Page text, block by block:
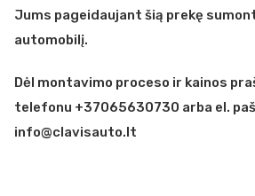
Jums pageidaujant šią prekę
automobilį.
Dėl montavimo proceso ir kainos
telefonu +37065630730 arba el.
info@clavisauto.lt